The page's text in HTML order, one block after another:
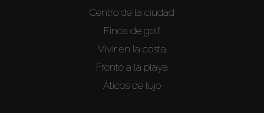
Centro de la ciudad
Finca de golf
Vivir en la costa
Frente a la playa
Áticos de lujo